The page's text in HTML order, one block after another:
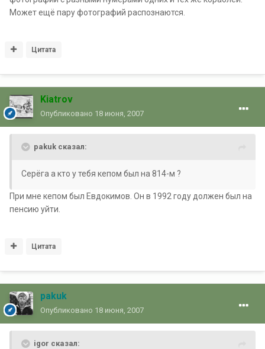
Может ещё пару фотографий распознаются.
Цитата
Kiatrov
Опубликовано 18 июня, 2007
pakuk сказал:
Серёга а кто у тебя кепом был на 814-м ?
При мне кепом был Евдокимов. Он в 1992 году должен был на
пенсию уйти.
Цитата
pakuk
Опубликовано 18 июня, 2007
igor сказал: